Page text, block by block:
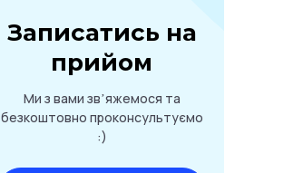
Записатись на
прийом
Ми з вами звʼяжемося та
безкоштовно проконсультуємо
:)